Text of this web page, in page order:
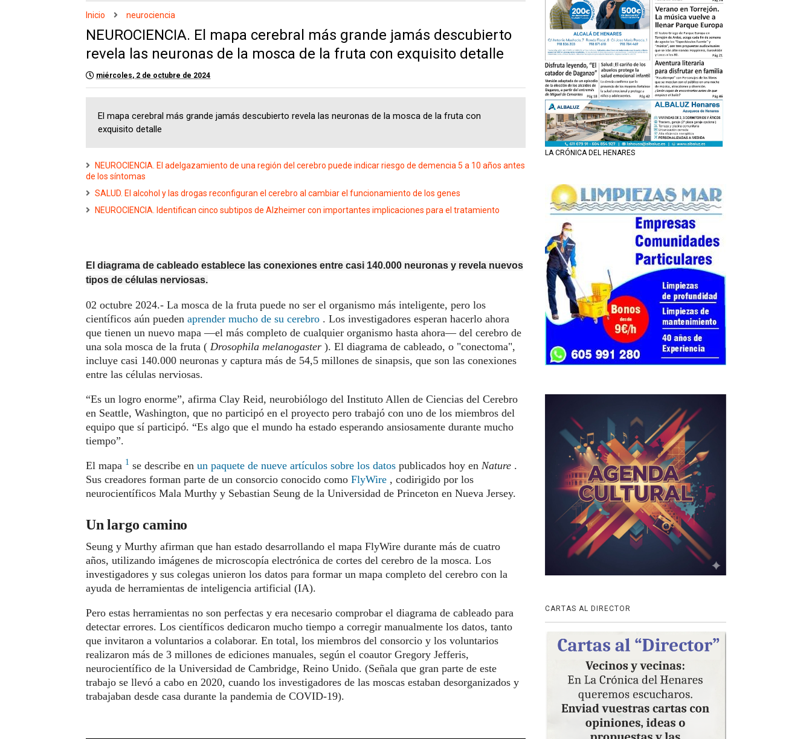
Inicio neurociencia
NEUROCIENCIA. El mapa cerebral más grande jamás descubierto
revela las neuronas de la mosca de la fruta con exquisito detalle
miércoles, 2 de octubre de 2024
El mapa cerebral más grande jamás descubierto revela las neuronas de la mosca de la fruta con
exquisito detalle
NEUROCIENCIA. El adelgazamiento de una región del cerebro puede indicar riesgo de demencia 5 a 10 años antes
de los síntomas
SALUD. El alcohol y las drogas reconfiguran el cerebro al cambiar el funcionamiento de los genes
NEUROCIENCIA. Identifican cinco subtipos de Alzheimer con importantes implicaciones para el tratamiento
El diagrama de cableado establece las conexiones entre casi 140.000 neuronas y revela nuevos
tipos de células nerviosas.
02 octubre 2024.- La mosca de la fruta puede no ser el organismo más inteligente, pero los
científicos aún pueden aprender mucho de su cerebro . Los investigadores esperan hacerlo ahora
que tienen un nuevo mapa —el más completo de cualquier organismo hasta ahora— del cerebro de
una sola mosca de la fruta ( Drosophila melanogaster ). El diagrama de cableado, o "conectoma",
incluye casi 140.000 neuronas y captura más de 54,5 millones de sinapsis, que son las conexiones
entre las células nerviosas.
“Es un logro enorme”, afirma Clay Reid, neurobiólogo del Instituto Allen de Ciencias del Cerebro
en Seattle, Washington, que no participó en el proyecto pero trabajó con uno de los miembros del
equipo que sí participó. “Es algo que el mundo ha estado esperando ansiosamente durante mucho
tiempo”.
El mapa 1 se describe en un paquete de nueve artículos sobre los datos publicados hoy en Nature .
Sus creadores forman parte de un consorcio conocido como FlyWire , codirigido por los
neurocientíficos Mala Murthy y Sebastian Seung de la Universidad de Princeton en Nueva Jersey.
Un largo camino
Seung y Murthy afirman que han estado desarrollando el mapa FlyWire durante más de cuatro
años, utilizando imágenes de microscopía electrónica de cortes del cerebro de la mosca. Los
investigadores y sus colegas unieron los datos para formar un mapa completo del cerebro con la
ayuda de herramientas de inteligencia artificial (IA).
Pero estas herramientas no son perfectas y era necesario comprobar el diagrama de cableado para
detectar errores. Los científicos dedicaron mucho tiempo a corregir manualmente los datos, tanto
que invitaron a voluntarios a colaborar. En total, los miembros del consorcio y los voluntarios
realizaron más de 3 millones de ediciones manuales, según el coautor Gregory Jefferis,
neurocientífico de la Universidad de Cambridge, Reino Unido. (Señala que gran parte de este
trabajo se llevó a cabo en 2020, cuando los investigadores de las moscas estaban desorganizados y
trabajaban desde casa durante la pandemia de COVID-19).
LA CRÓNICA DEL HENARES
CARTAS AL DIRECTOR